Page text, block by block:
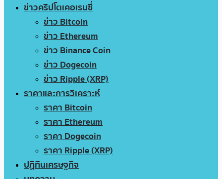
ข่าวคริปโตเคอเรนซี่
ข่าว Bitcoin
ข่าว Ethereum
ข่าว Binance Coin
ข่าว Dogecoin
ข่าว Ripple (XRP)
ราคาและการวิเคราะห์
ราคา Bitcoin
ราคา Ethereum
ราคา Dogecoin
ราคา Ripple (XRP)
ปฏิทินเศรษฐกิจ